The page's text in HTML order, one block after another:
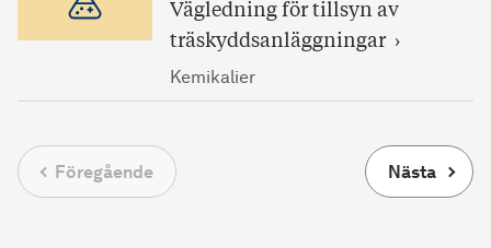
Vägledning för tillsyn av
träskyddsanläggningar
Kemikalier
Föregående Nästa